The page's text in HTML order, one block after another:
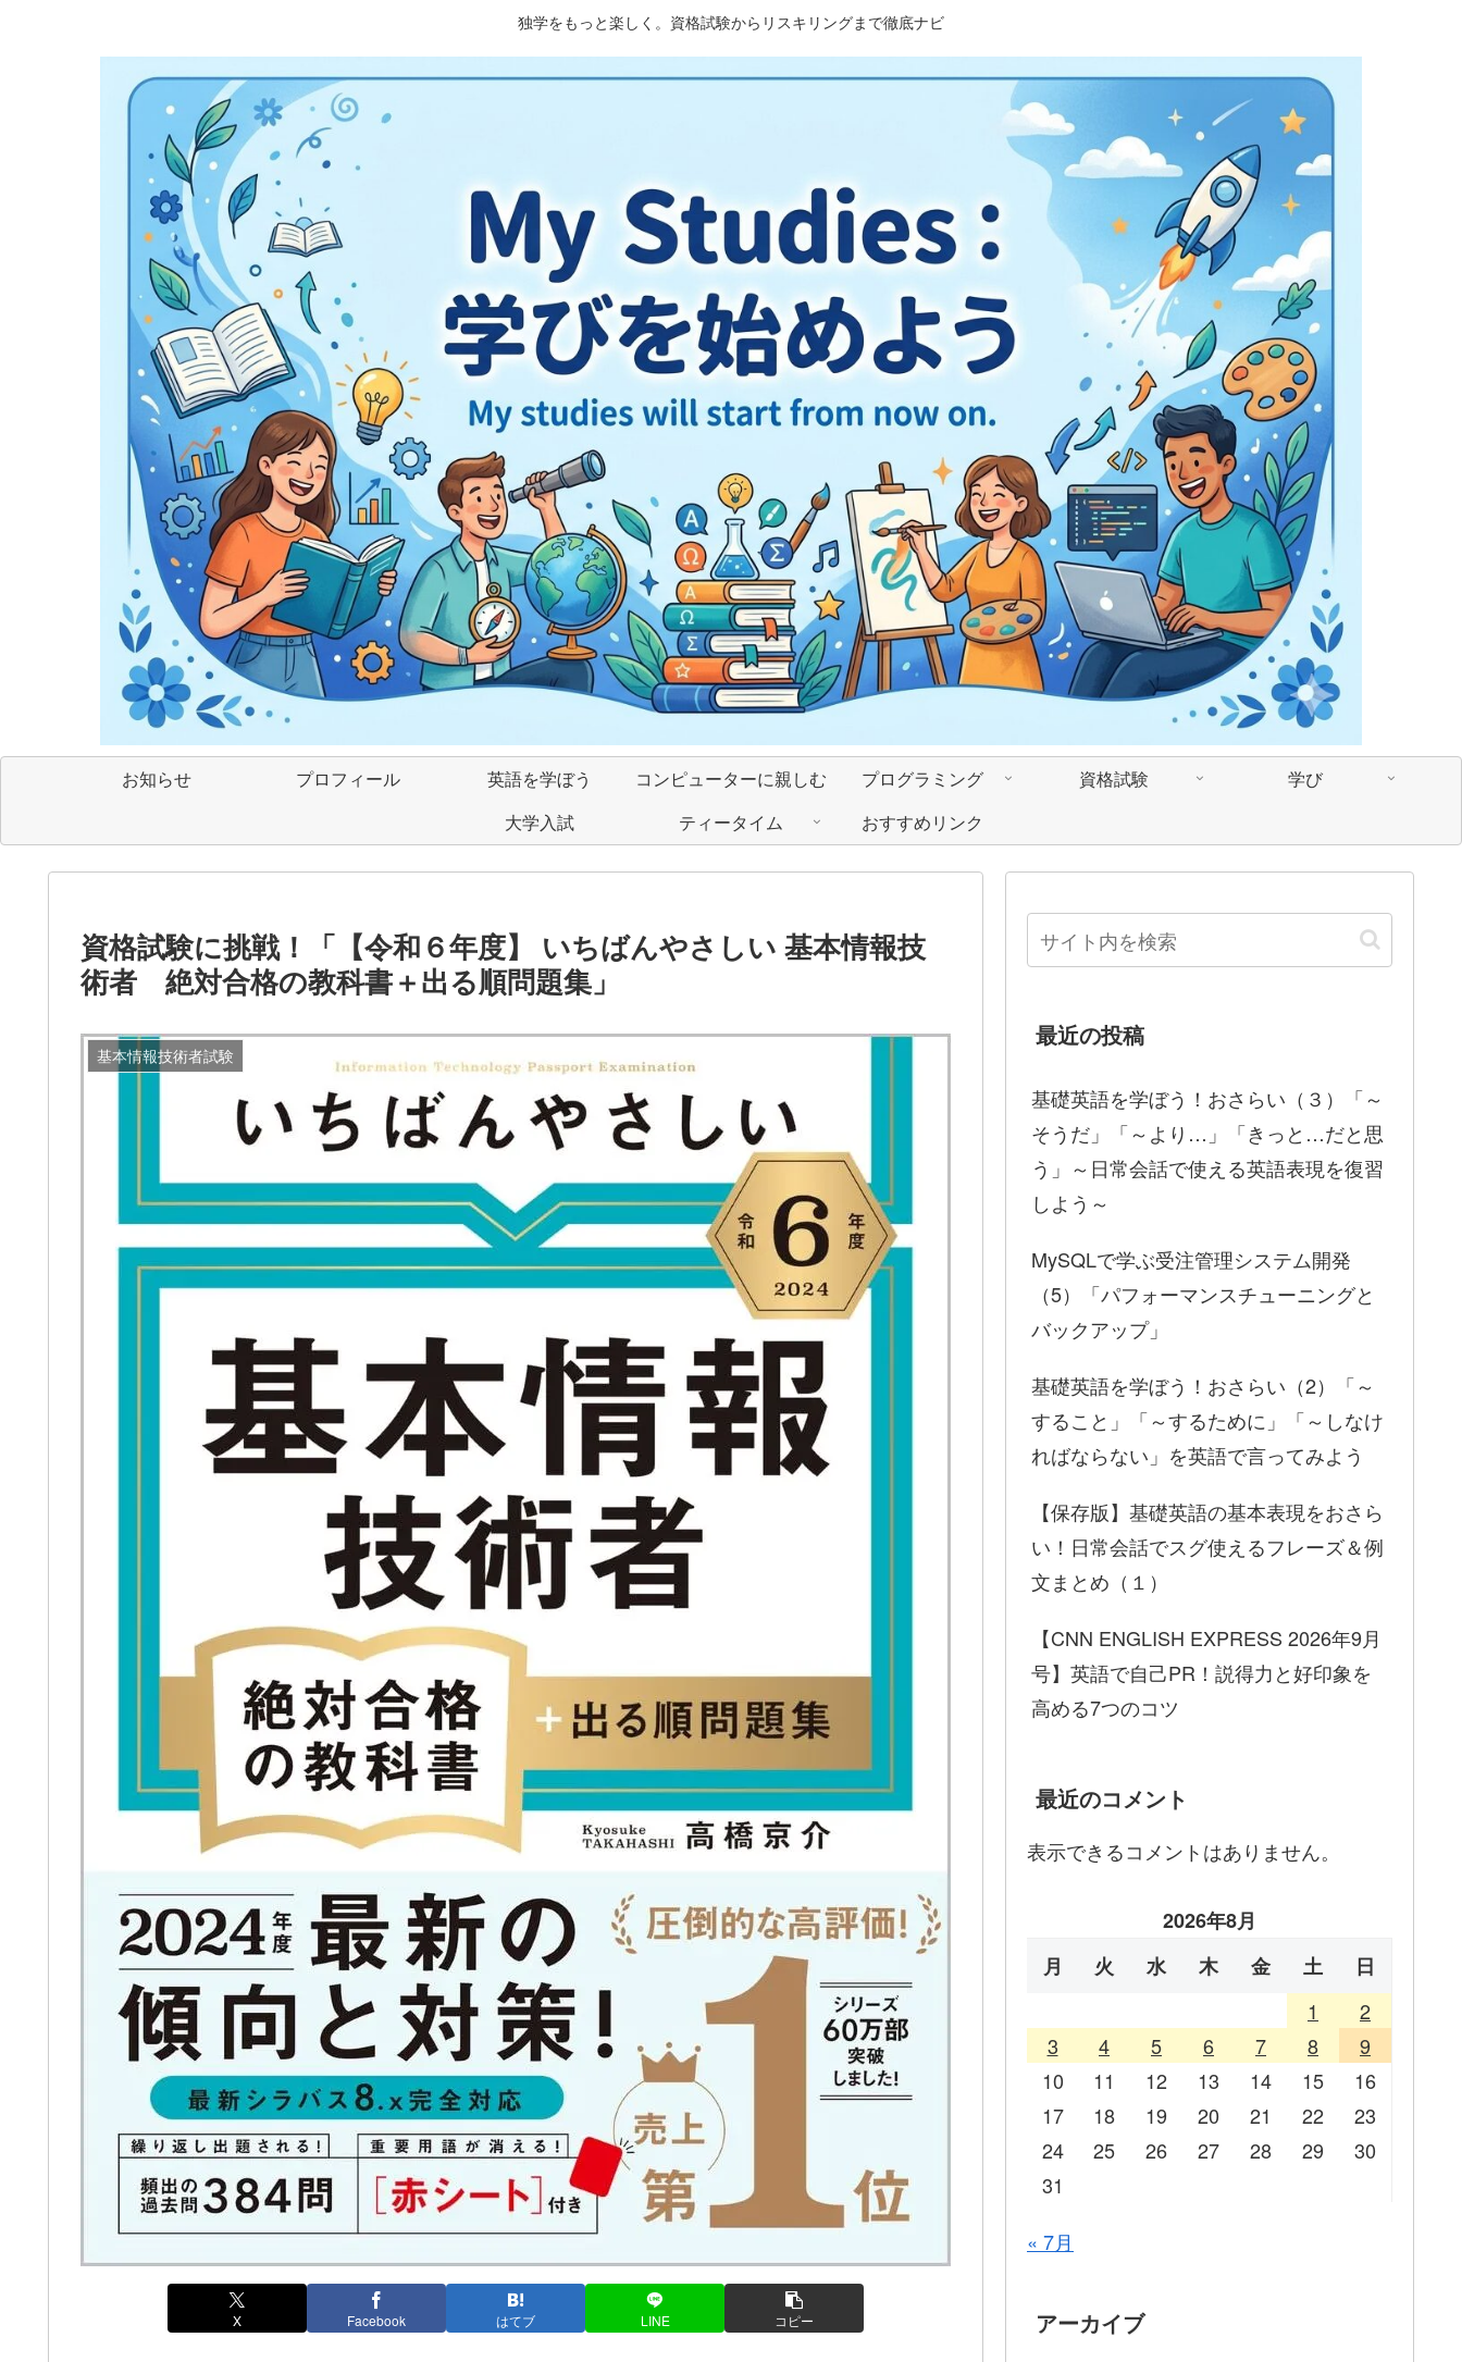
独学をもっと楽しく。資格試験からリスキリングまで徹底ナビ
お知らせ プロフィール 英語を学ぼう コンピューターに親しむ プログラミング 資格試験
学び
大学入試
ティータイム おすすめリンク
資格試験に挑戦！「【令和６年度】 いちばんやさしい 基本情報技
術者 絶対合格の教科書＋出る順問題集」
基本情報技術者試験
X Facebook はてブ LINE コピー
最近の投稿
基礎英語を学ぼう！おさらい（３）「～
そうだ」「～より…」「きっと…だと思
う」～日常会話で使える英語表現を復習
しよう～
MySQLで学ぶ受注管理システム開発
（5）「パフォーマンスチューニングと
バックアップ」
基礎英語を学ぼう！おさらい（2）「～
すること」「～するために」「～しなけ
ればならない」を英語で言ってみよう
【保存版】基礎英語の基本表現をおさら
い！日常会話でスグ使えるフレーズ＆例
文まとめ（１）
【CNN ENGLISH EXPRESS 2026年9月
号】英語で自己PR！説得力と好印象を
高める7つのコツ
最近のコメント
表示できるコメントはありません。
2026年8月
月
火 水 木 金 土
日
1
2
3
4 5 6 7 8
9
10
11 12 13 14 15
16
17
18 19 20 21 22
23
24
25 26 27 28 29
30
31
« 7月
アーカイブ